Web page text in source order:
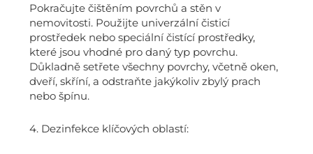
Pokračujte čištěním povrchů a stěn v
nemovitosti. Použijte univerzální čisticí
prostředek nebo speciální čistící prostředky,
které jsou vhodné pro daný typ povrchu.
Důkladně setřete všechny povrchy, včetně oken,
dveří, skříní, a odstraňte jakýkoliv zbylý prach
nebo špínu.
4. Dezinfekce klíčových oblastí: